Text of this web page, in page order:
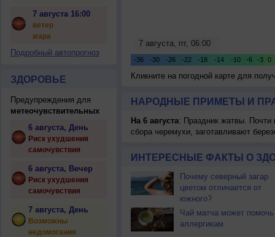
7 августа 16:00
ветер
жара
Подробный автопрогноз
ЗДОРОВЬЕ
Предупреждения для
метеочувствительных
6 августа, День
Риск ухудшения
самочувствия
6 августа, Вечер
Риск ухудшения
самочувствия
7 августа, День
Возможны
недомогания
Кликните на погодной карте для
НАРОДНЫЕ ПРИМЕТЫ И
На 6 августа: Праздник жатвы. Почти
сбора черемухи, заготавливают
ИНТЕРЕСНЫЕ ФАКТЫ О
Почему северный загар
цветом отличается от
южного?
Чай матча может помочь
аллергикам